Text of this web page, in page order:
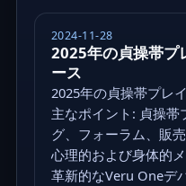
2024-11-28
2025年の貞操帯プ
ース
2025年の貞操帯プレ
主なポイント: 貞操帯
グ、フォーラム、販
心理的および身体的
革新的なVeru Oneデ